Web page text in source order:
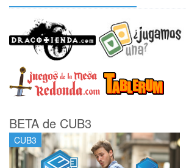
BETA de CUB3
CUB3